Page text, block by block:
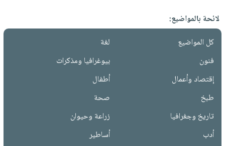
لائحة بالمواضيع:
كل المواضيع
لغة
فنون
بيوغرافيا ومذكرات
إقتصاد وأعمال
أطفال
طبخ
صحة
تاريخ وجغرافيا
زراعة وحيوان
أدب
أساطير